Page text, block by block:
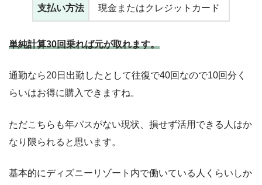
支払い方法 現金またはクレジットカード
単純計算30回乗れば元が取れます。
通勤なら20日出勤したとして往復で40回なので10回分く
らいはお得に購入できますね。
ただこちらも年パスがない現状、損せず活用できる人はか
なり限られると思います。
基本的にディズニーリゾート内で働いている人くらいしか